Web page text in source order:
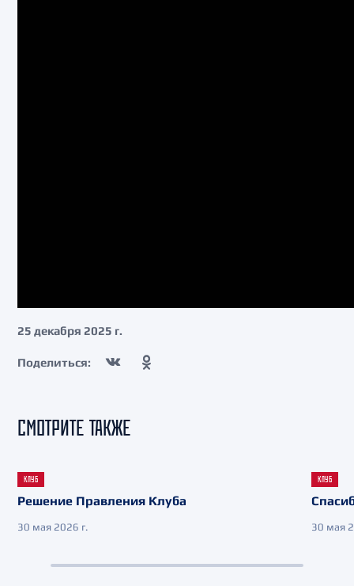
25 декабря 2025 г.
Поделиться:
СМОТРИТЕ ТАКЖЕ
КЛУБ
Решение Правления Клуба
30 мая 2026 г.
КЛУБ
30 мая